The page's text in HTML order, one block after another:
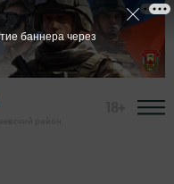
баннера через